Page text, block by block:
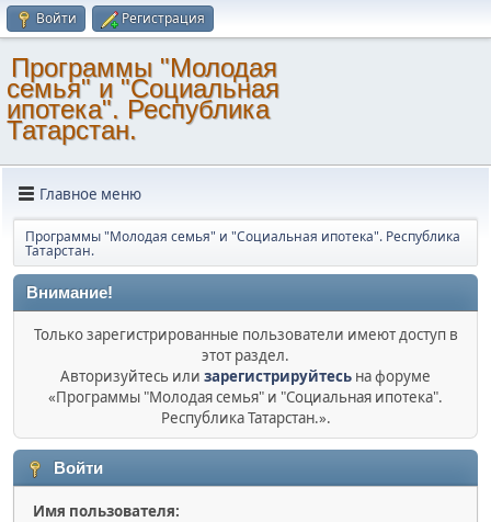
Войти Регистрация
Программы "Молодая
семья" и "Социальная
ипотека". Республика
Татарстан.
Главное меню
Программы "Молодая семья" и "Социальная ипотека". Республика
Татарстан.
Внимание!
Только зарегистрированные пользователи имеют доступ в
этот раздел.
Авторизуйтесь или зарегистрируйтесь на форуме
«Программы "Молодая семья" и "Социальная ипотека".
Республика Татарстан.».
Войти
Имя пользователя: